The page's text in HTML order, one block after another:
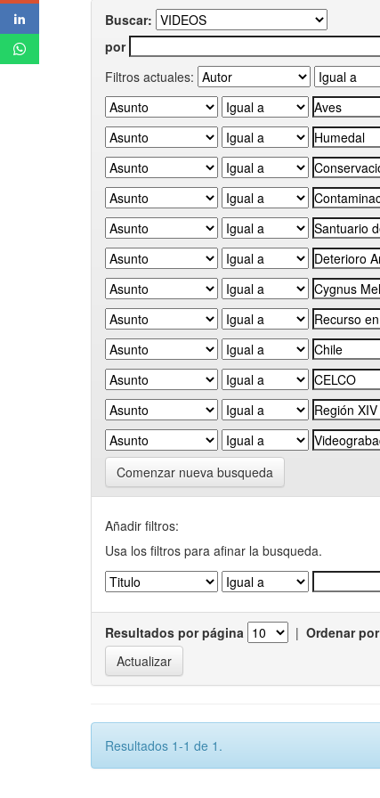
Buscar:
por
Filtros actuales:
Comenzar nueva busqueda
Añadir filtros:
Usa los filtros para afinar la busqueda.
Resultados por página | Ordenar por
Resultados 1-1 de 1.